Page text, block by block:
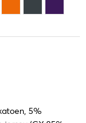
5%